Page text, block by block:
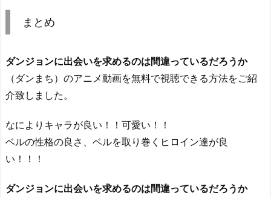
まとめ
ダンジョンに出会いを求めるのは間違っているだろうか
（ダンまち）のアニメ動画を無料で視聴できる方法をご紹
介致しました。
なによりキャラが良い！！可愛い！！
ベルの性格の良さ、ベルを取り巻くヒロイン達が良
い！！！
ダンジョンに出会いを求めるのは間違っているだろうか